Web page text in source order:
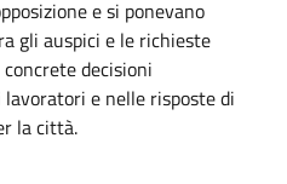
e si ponevano
gli auspici e le richieste
decisioni
e nelle risposte di
la città.